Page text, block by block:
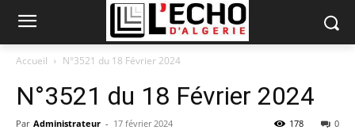
Accueil N°3521 du 18 Février 2024
N°3521 du 18 Février 2024
Par Administrateur - 17 février 2024 0
178